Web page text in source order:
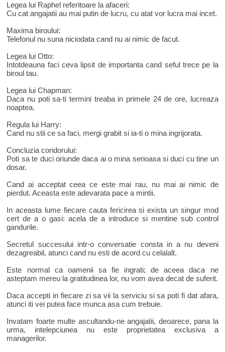
Legea lui Raphel referitoare la afaceri:
Cu cat angajatii au mai putin de lucru, cu atat vor lucra mai incet.
Maxima biroului:
Telefonul nu suna niciodata cand nu ai nimic de facut.
Legea lui Otto:
Intotdeauna faci ceva lipsit de importanta cand seful trece pe la
biroul tau.
Legea lui Chapman:
Daca nu poti sa-ti termini treaba in primele 24 de ore, lucreaza
noaptea.
Regula lui Harry:
Cand nu stii ce sa faci, mergi grabit si ia-ti o mina ingrijorata.
Concluzia coridorului:
Poti sa te duci oriunde daca ai o mina serioasa si duci cu tine un
dosar.
Cand ai acceptat ceea ce este mai rau, nu mai ai nimic de
pierdut. Aceasta este adevarata pace a mintii.
In aceasta lume fiecare cauta fericirea si exista un singur mod
cert de a o gasi: acela de a introduce si mentine sub control
gandurile.
Secretul succesului intr-o conversatie consta in a nu deveni
dezagreabil, atunci cand nu esti de acord cu celalalt.
Este normal ca oamenii sa fie ingrati; de aceea daca ne
asteptam mereu la gratitudinea lor, nu vom avea decat de suferit.
Daca accepti in fiecare zi sa vii la serviciu si sa poti fi dat afara,
atunci iti vei putea face munca asa cum trebuie.
Invatam foarte multe ascultandu-ne angajatii, deoarece, pana la
urma, intelepciunea nu este proprietatea exclusiva a
managerilor.